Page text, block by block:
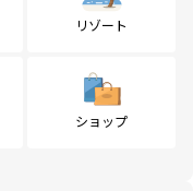
リゾート
ショップ